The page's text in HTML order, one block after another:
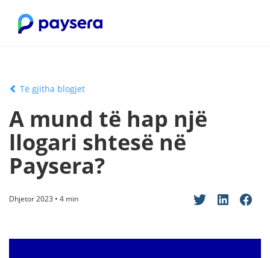
Të gjitha blogjet
A mund të hap një
llogari shtesë në
Paysera?
Dhjetor 2023 • 4 min